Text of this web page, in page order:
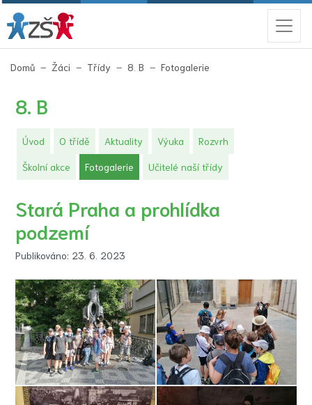
Domů Žáci Třídy 8. B Fotogalerie
8. B
Úvod O třídě Aktuality Výuka Rozvrh
Školní akce Fotogalerie (aktuální)
Učitelé naší třídy
Stará Praha a prohlídka
podzemí
Publikováno: 23. 6. 2023